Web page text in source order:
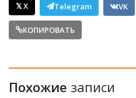
𝕏 X Telegram VK
КОПИРОВАТЬ
Похожие записи